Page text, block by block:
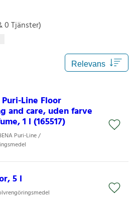
0 Tjänster)
Line Floor
and care, uden farve
1 l (165517)
Puri-Line /
5 l